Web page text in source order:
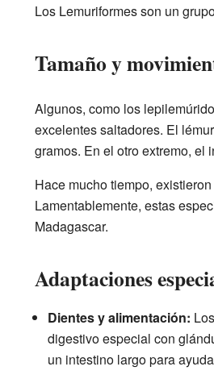
Los Lemuriformes son un
Tamaño y
Algunos, como los
excelentes saltadores. El
gramos. En el otro extremo, el
Hace mucho tiempo,
Lamentablemente, estas
Madagascar.
Adaptaciones
Dientes y alimentación:
digestivo especial con
un intestino largo para